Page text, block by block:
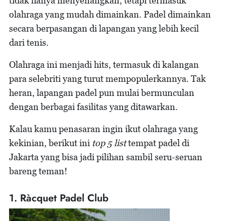
olahraga yang mudah dimainkan. Padel dimainkan
secara berpasangan di lapangan yang lebih kecil
dari tenis.
Olahraga ini menjadi hits, termasuk di kalangan
para selebriti yang turut mempopulerkannya. Tak
heran, lapangan padel pun mulai bermunculan
dengan berbagai fasilitas yang ditawarkan.
Kalau kamu penasaran ingin ikut olahraga yang
kekinian, berikut ini top 5 listtempat padel di
Jakarta yang bisa jadi pilihan sambil seru-seruan
bareng teman!
1. Ràcquet Padel Club